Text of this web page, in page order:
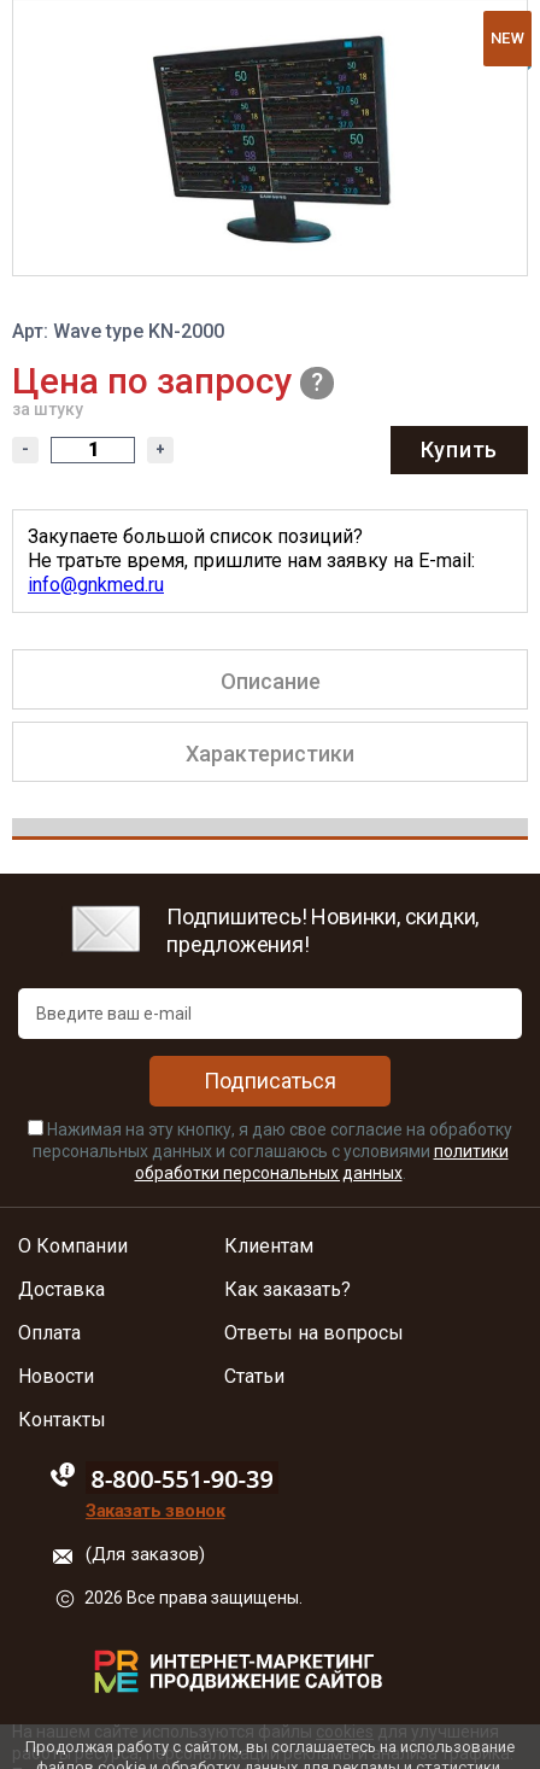
NEW
Арт: Wave type KN-2000
Цена по запросу
за штуку
- + Купить
Закупаете большой список позиций?
Не тратьте время, пришлите нам заявку на E-mail:
info@gnkmed.ru
Описание
Характеристики
Подпишитесь! Новинки, скидки,
предложения!
Подписаться
Нажимая на эту кнопку, я даю свое согласие на обработку
персональных данных и соглашаюсь с условиями политики
обработки персональных данных.
О Компании
Доставка
Оплата
Новости
Клиентам
Как заказать?
Ответы на вопросы
Статьи
Контакты
88005555550
Заказать звонок
(Для заказов)
2026 Все права защищены.
На нашем сайте используются файлы cookies для улучшения
работы ресурса, персонализации рекламы и анализа трафика.
Продолжая работу с сайтом, вы соглашаетесь на использование